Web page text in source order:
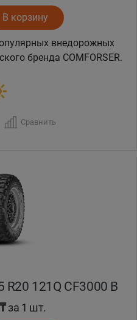
В корзину
внедорожных
бренда COMFORSER.
Сравнить
R20 121Q CF3000 B
за 1 шт.